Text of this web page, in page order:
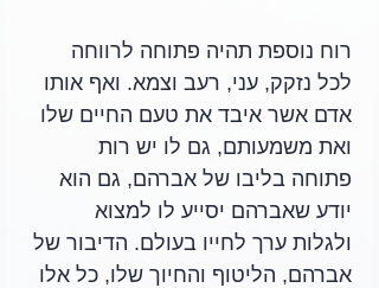
רוח נוספת תהיה פתוחה לרווחה
לכל נזקק, עני, רעב וצמא. ואף אותו
אדם אשר איבד את טעם החיים שלו
ואת משמעותם, גם לו יש רות
פתוחה בליבו של אברהם, גם הוא
יודע שאברהם יסייע לו למצוא
ולגלות ערך לחייו בעולם. הדיבור של
אברהם, הליטוף והחיוך שלו, כל אלו